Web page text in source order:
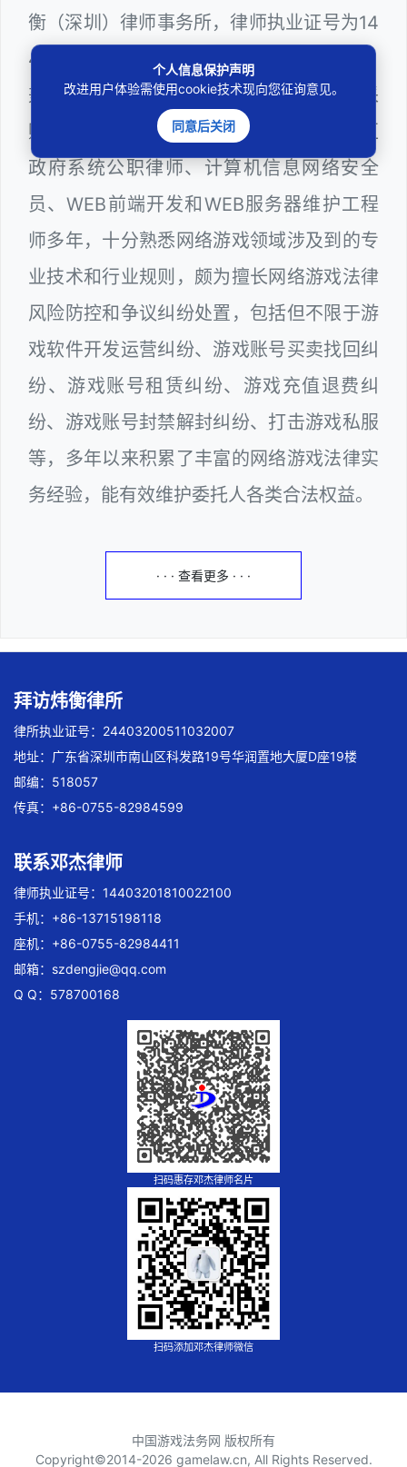
衡（深圳）律师事务所，律师执业证号为14
403201810022100。邓杰律师现（或曾）
兼任深圳市人民政府听证员、深圳市政府采
购评审专家（法律类），曾担任深圳市某区
政府系统公职律师、计算机信息网络安全
员、WEB前端开发和WEB服务器维护工程
师多年，十分熟悉网络游戏领域涉及到的专
业技术和行业规则，颇为擅长网络游戏法律
风险防控和争议纠纷处置，包括但不限于游
戏软件开发运营纠纷、游戏账号买卖找回纠
纷、游戏账号租赁纠纷、游戏充值退费纠
纷、游戏账号封禁解封纠纷、打击游戏私服
等，多年以来积累了丰富的网络游戏法律实
务经验，能有效维护委托人各类合法权益。
· · · 查看更多 · · ·
拜访炜衡律所
律所执业证号：24403200511032007
地址：广东省深圳市南山区科发路19号华润置地大厦D座19楼
邮编：518057
传真：+86-0755-82984599
联系邓杰律师
律师执业证号：14403201810022100
手机：+86-13715198118
座机：+86-0755-82984411
邮箱： szdengjie@qq.com
Q Q：578700168
扫码惠存邓杰律师名片
扫码添加邓杰律师微信
中国游戏法务网 版权所有
Copyright©2014-2026 gamelaw.cn, All Rights Reserved.
个人信息保护声明
改进用户体验需使用cookie技术现向您征询意见。
同意后关闭